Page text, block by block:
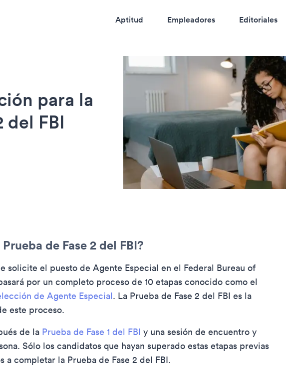
Aptitud Empleadores Editoriales
para la
del FBI
de Fase 2 del FBI?
solicite el puesto de Agente Especial en el Federal Bureau of
por un completo proceso de 10 etapas conocido como el
de Agente Especial. La Prueba de Fase 2 del FBI es la
este proceso.
de la Prueba de Fase 1 del FBI y una sesión de encuentro y
Sólo los candidatos que hayan superado estas etapas previas
a completar la Prueba de Fase 2 del FBI.